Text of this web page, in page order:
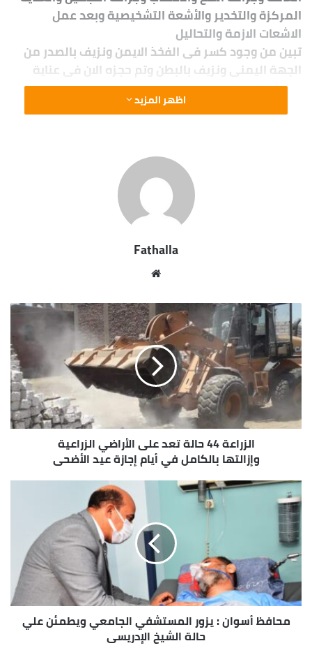
المركزة والتخدير والأشعة التشخيصية وبعد عمل
الاشعات الازمة والتحاليل
تبين من وجود كسر فى الفخذ الايمن ونزيف بالصدر من
الجهة اليمنى ونزيف بالبطن وتم حجزه الان فى عناية
جراحة التجميل.
الطبية وسرعة تقديم أوجه الرعاية الكاملة تحت إشراف
الدكتور شريف حسن فراج نائب المدير التنفيذي والدكتور
عصام ابو المجد مدير الجراحة بالمستشفي الجامعي.
واشار الدكتور أشرف معبد المدير التنفيذي بمستشفيات
وأحمد مصطفى أحمد ٤٩سنه الشهير بالشيخ الادريسي و
١٦سنه ومحمد ابراهيم ٣٨ سنه والزهراء أحمد مصطفى
٢١ والجميع يتماثلون للعلاج والرعايه الطبيه الكاملة داخل
المستشفى الجامعي بأسوان.
اظهر المزيد
Fathalla
الزراعة 44 حالة تعد على الأراضي الزراعية
وإزالتها بالكامل في أيام إجازة عيد الأضحى
محافظ أسوان : يزور المستشفي الجامعي ويطمئن علي
حالة الشيخ الإدريسي